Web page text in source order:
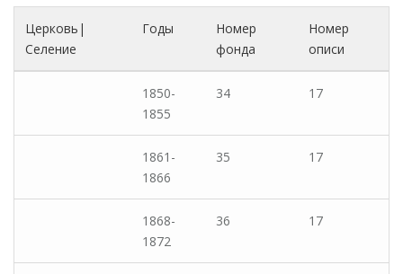
Церковь|
Селение
Годы
Номер
фонда
Номер
описи
1850-
1855
34 17
1861-
1866
35 17
1868-
1872
36 17